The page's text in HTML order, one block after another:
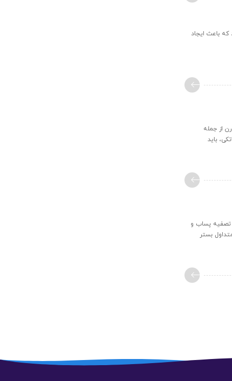
که باعث ایجاد
از جمله
باید
تصفیه پساب و
بستر